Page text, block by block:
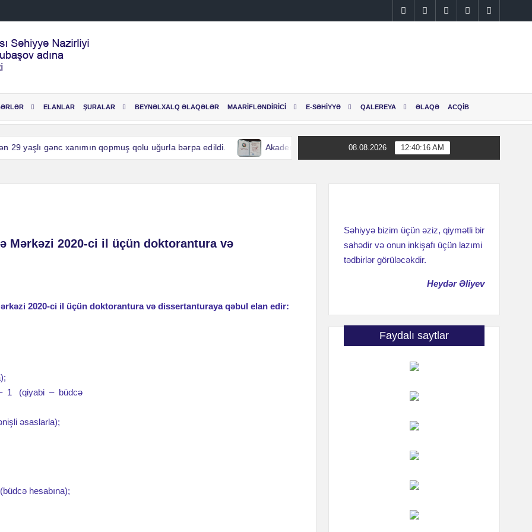
InstagramFacebookLinkedinTwitter
ELANLAR ŞURALAR BEYNƏLXALQ ƏLAQƏLƏR MAARİFLƏNDİRİCİ E-SƏHİYYƏ QALEREYA ƏLAQƏ ACQİB
yaşlı gənc xanımın qopmuş qolu uğurla bərpa edildi. Akademik M.A.Topçubaşov adına Elmi Cərrahiyyə Mərkəzinin
08.08.2026 12:40:16 AM
Mərkəzi 2020-ci il üçün doktorantura və
2020-ci il üçün doktorantura və dissertanturaya qəbul elan edir:
1 (qiyabi – büdcə
əsaslarla);
hesabına);
Səhiyyə bizim üçün əziz, qiymətli bir
sahədir və onun inkişafı üçün lazımi
tədbirlər görüləcəkdir.
Heydər Əliyev
Faydalı saytlar